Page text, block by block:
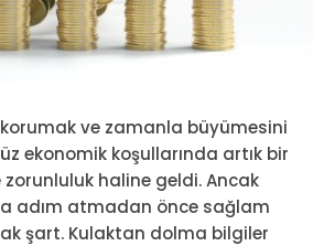
korumak ve zamanla büyümesini
ekonomik koşullarında artık bir
haline geldi. Ancak
adım atmadan önce sağlam
şart. Kulaktan dolma bilgiler